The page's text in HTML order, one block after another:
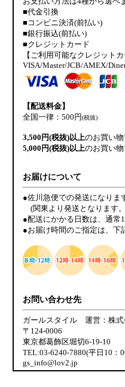
■代金引換
■コンビニ決済(前払い)
■銀行振込(前払い)
■クレジットカード
【ご利用可能なクレジット
VISA/Master/JCB/AMEX/
【配送料金】
全国一律：500円(税抜)
3,500円(税抜)以上のお買い
5,000円(税抜)以上のお買い
お届けについて
●佐川急便での発送になりま
(関東より発送となります
●配送にかかる日数は、通常
●お届け時間のご指定は、下
お問い合わせ先
ガールスタイル 運営：株式
〒124-0006
東京都葛飾区堀切6-19-10
TEL:03-6240-7880(平日10：
gs_info@lov2.jp